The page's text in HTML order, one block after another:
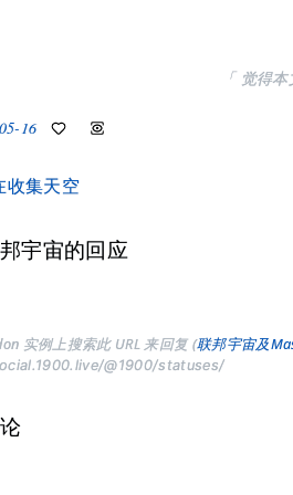
「 觉得
16
收集天空
宇宙的回应
实例上搜索此 URL 来回复 (联邦宇宙及
@1900/statuses/